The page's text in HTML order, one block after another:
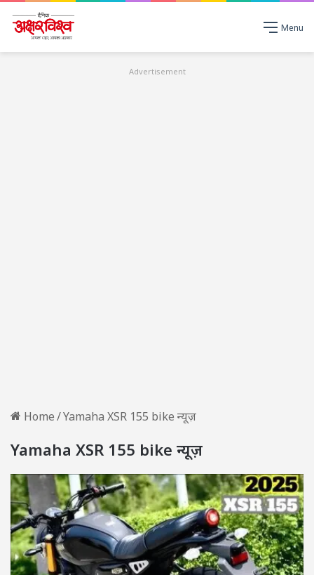
Menu
Advertisement
Home/Yamaha XSR 155 bike न्यूज़
Yamaha XSR 155 bike न्यूज़